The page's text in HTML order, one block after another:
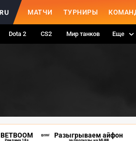
МАТЧИ ТУРНИРЫ
Dota 2 CS2 Мир танков Еще
BETBOOM Разыгрываем айфон